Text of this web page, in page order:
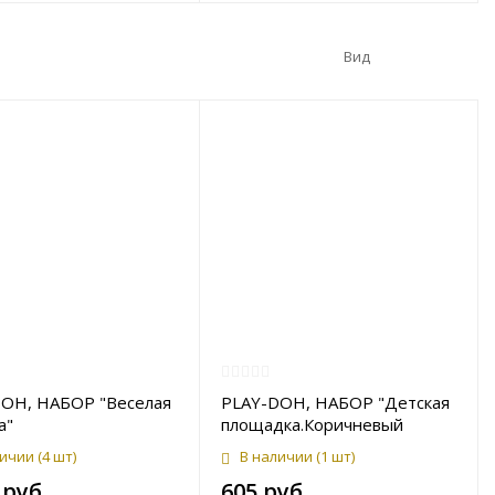
Вид
НАБОР "Веселая
(4 шт)
PLAY-DOH, НАБОР "Детская
площадка.Коричневый
динозаврик"
В наличии (1 шт)